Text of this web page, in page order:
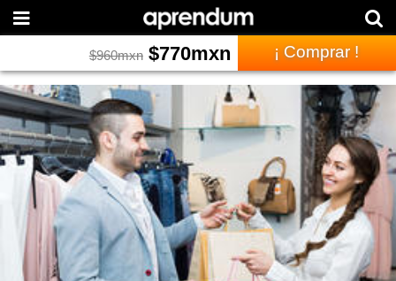
$960mxn $770mxn ¡ Comprar !